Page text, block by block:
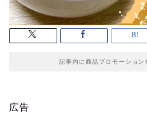
記事内に商品プロモーション
広告